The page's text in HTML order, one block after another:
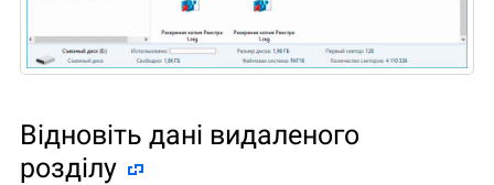
Відновіть дані видаленого
розділу